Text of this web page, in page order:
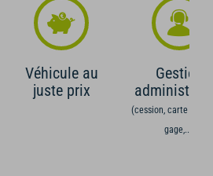
Véhicule au
juste prix
Gestion
(cession, carte grise,
gage,...)